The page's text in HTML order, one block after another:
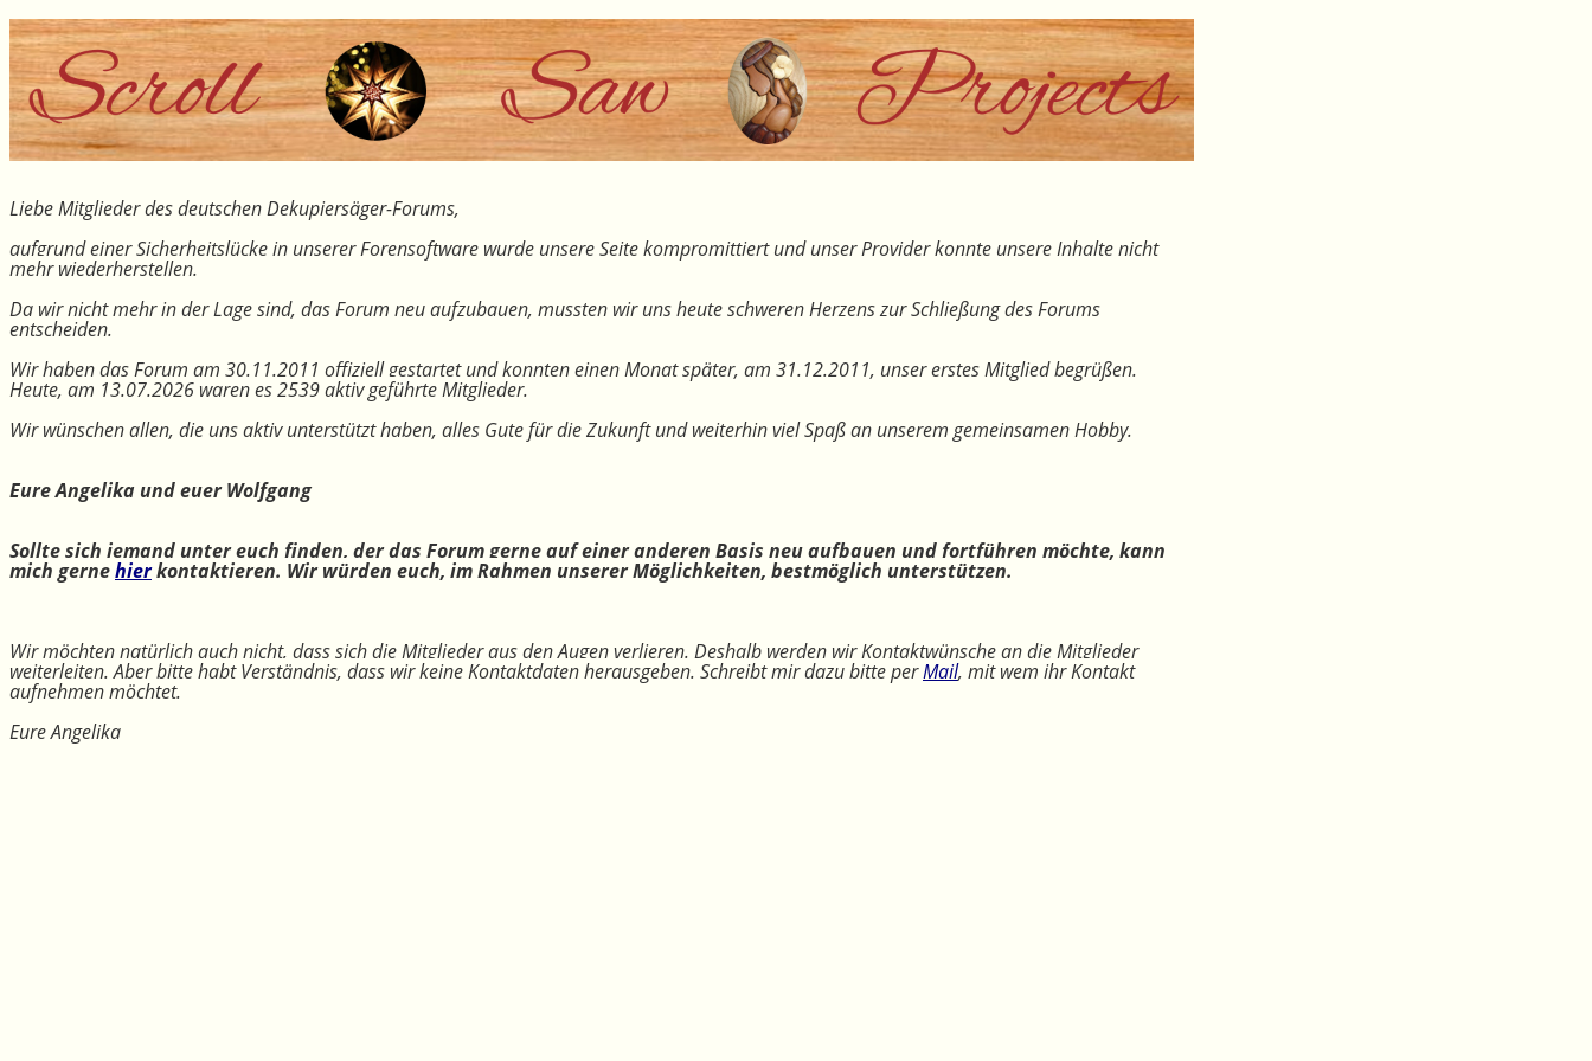
Liebe Mitglieder des deutschen Dekupiersäger-Forums,
aufgrund einer Sicherheitslücke in unserer Forensoftware wurde unsere Seite kompromittiert und unser Provider konnte unsere Inhalte nicht
mehr wiederherstellen.
Da wir nicht mehr in der Lage sind, das Forum neu aufzubauen, mussten wir uns heute schweren Herzens zur Schließung des Forums
entscheiden.
Wir haben das Forum am 30.11.2011 offiziell gestartet und konnten einen Monat später, am 31.12.2011, unser erstes Mitglied begrüßen.
Heute, am 13.07.2026 waren es 2539 aktiv geführte Mitglieder.
Wir wünschen allen, die uns aktiv unterstützt haben, alles Gute für die Zukunft und weiterhin viel Spaß an unserem gemeinsamen Hobby.
Eure Angelika und euer Wolfgang
Sollte sich jemand unter euch finden, der das Forum gerne auf einer anderen Basis neu aufbauen und fortführen möchte, kann
mich gernehierkontaktieren. Wir würden euch, im Rahmen unserer Möglichkeiten, bestmöglich unterstützen.
Wir möchten natürlich auch nicht, dass sich die Mitglieder aus den Augen verlieren. Deshalb werden wir Kontaktwünsche an die Mitglieder
weiterleiten. Aber bitte habt Verständnis, dass wir keine Kontaktdaten herausgeben. Schreibt mir dazu bitte perMail, mit wem ihr Kontakt
aufnehmen möchtet.
Eure Angelika